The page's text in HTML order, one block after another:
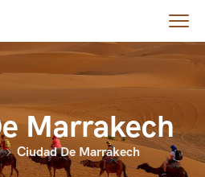
Marrakech
Ciudad De Marrakech